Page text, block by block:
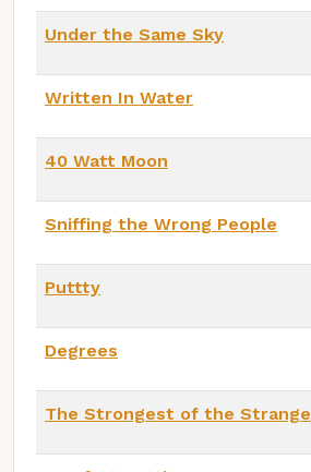
Under the Same Sky
Written In Water
40 Watt Moon
Sniffing the Wrong People
Puttty
Degrees
The Strongest of the Strange